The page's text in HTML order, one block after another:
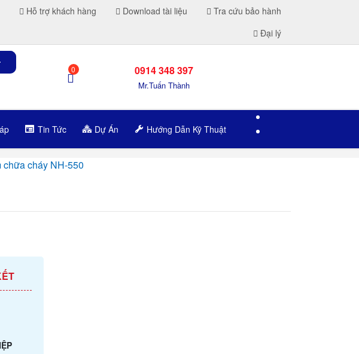
Hỗ trợ khách hàng Download tài liệu
Tra cứu bảo hành
Đại lý
0 0914 348 397
Mr.Tuấn Thành
Tin Tức Dự Án Hướng Dẫn Kỹ Thuật
cháy NH-550